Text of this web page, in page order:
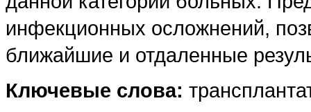
инфекционных осложнений,
ближайшие и отдаленные
Ключевые слова: